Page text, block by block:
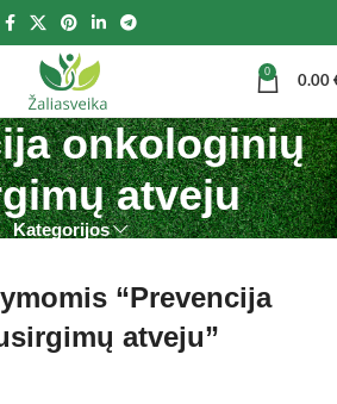
0
0.00
onkologinių
atveju
Kategorijos
“Prevencija
atveju”